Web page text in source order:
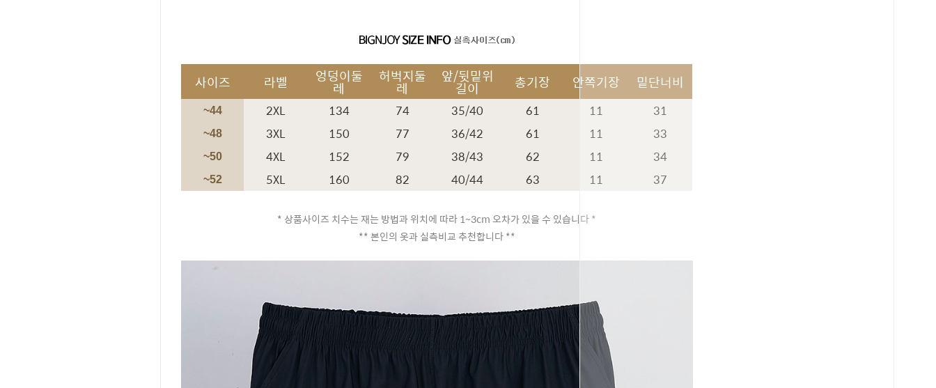
사이즈 라벨 엉덩이둘
레
허벅지둘
레
앞/뒷밑위
길이 총기장 안쪽기장 밑단너비
~44 2XL 134 74 35/40 61 11 31
~48 3XL 150 77 36/42 61 11 33
~50 4XL 152 79 38/43 62 11 34
~52 5XL 160 82 40/44 63 11 37
* 상품사이즈 치수는 재는 방법과 위치에 따라 1~3cm 오차가 있을 수 있습니다 *
** 본인의 옷과 실측비교 추천합니다 **